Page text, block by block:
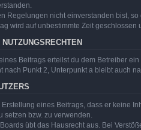
Regelungen nicht einverstanden bist,
wird auf unbestimmte Zeit
Beitrags erteilst du dem Betreiber
nach Punkt 2, Unterpunkt a bleibt auch
Erstellung eines Beitrags, dass er keine
setzen bzw. zu verwenden.
übt das Hausrecht aus. Bei